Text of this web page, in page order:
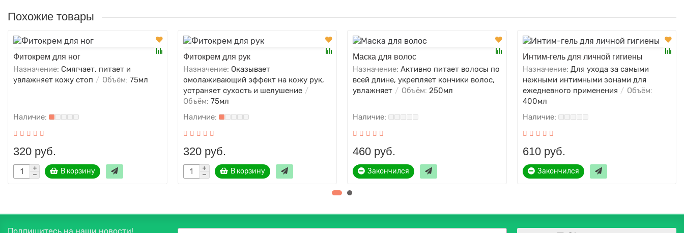
Похожие товары
Фитокрем для ног
Назначение: Смягчает, питает и
увлажняет кожу стоп
Объём: 75мл
320 руб.
В корзину
Фитокрем для рук
Назначение: Оказывает
омолаживающий эффект на кожу рук,
устраняет сухость и шелушение
Объём: 75мл
320 руб.
В корзину
Маска для волос
Назначение: Активно питает волосы по
всей длине, укрепляет кончики волос,
увлажняет
Объём: 250мл
460 руб.
Закончился
Интим-гель для личной гигиены
Назначение: Для ухода за самыми
нежными интимными зонами для
ежедневного применения
Объём:
400мл
610 руб.
Закончился